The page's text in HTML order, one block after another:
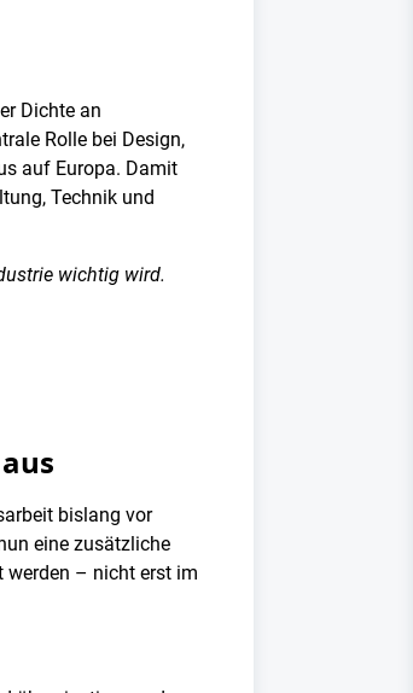
Dichte an
Rolle bei Design,
auf Europa. Damit
Technik und
wichtig wird.
bislang vor
eine zusätzliche
werden – nicht erst im